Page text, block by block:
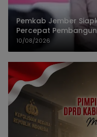
Pemkab Jember
Percepat
10/08/2026